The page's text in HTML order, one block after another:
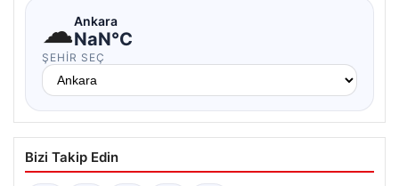
☁Ankara
NaN°C
ŞEHIR SEÇ
Bizi Takip Edin